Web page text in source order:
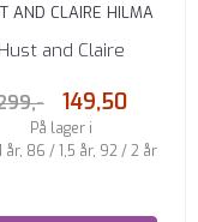
AND CLAIRE HILMA
SHORTS LYS BLÅ
Hust and Claire
149,50
På lager i
år, 86 / 1,5 år, 92 / 2 år